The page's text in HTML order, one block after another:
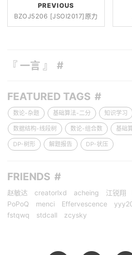
PREVIOUS
BZOJ5206 [JSOI2017]原力
『 一言 』
FEATURED TAGS
数论-杂题 基础算法-二分 知识学习
数据结构-线段树 数论-组合数 基础
DP-树形 解题报告 DP-状压
FRIENDS
赵敏达 creatorlxd acheing 江锐翔
PoPoQ
menci Effervescence
fstqwq
stdcall zcysky